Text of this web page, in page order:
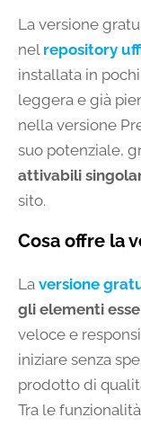
La versione
nel repository
installata in
leggera e già
nella versione
suo potenziale,
attivabili
sito.
Cosa offre la
La versione
gli elementi
veloce e
iniziare senza
prodotto di
Tra le